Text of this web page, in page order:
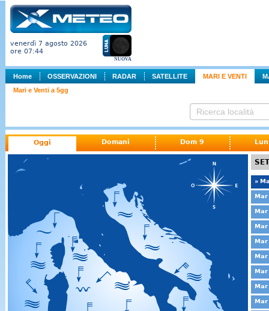
venerdì 7 agosto 2026
ore 07:44
NUOVA
Home OSSERVAZIONI RADAR SATELLITE MARI E VENTI
Mari e Venti a 5gg
Oggi Domani Dom 9
»
Mar
Mar
Mar